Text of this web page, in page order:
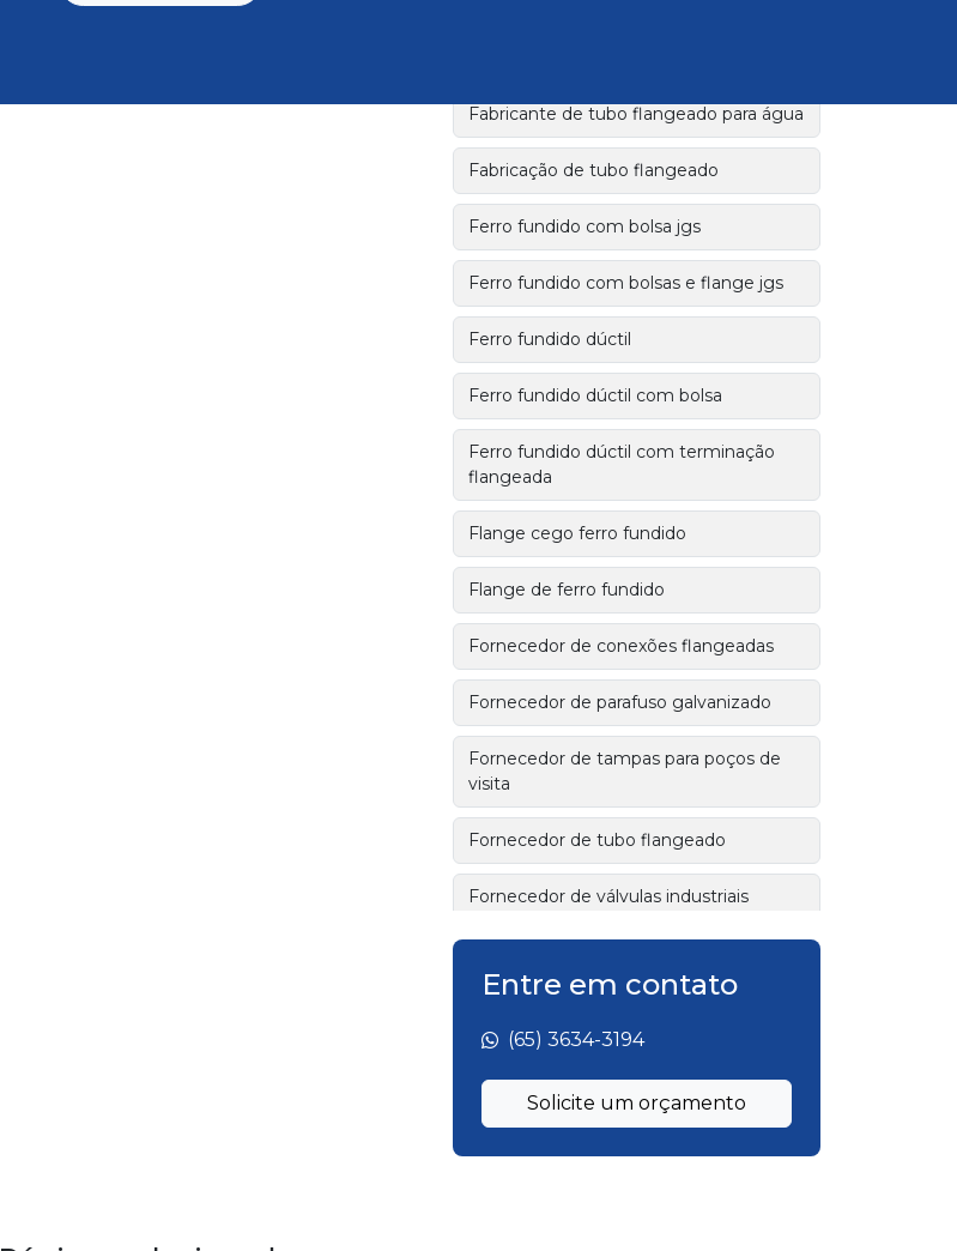
Fabricante de tubo flangeado para água
Fabricação de tubo flangeado
Ferro fundido com bolsa jgs
Ferro fundido com bolsas e flange jgs
Ferro fundido dúctil
Ferro fundido dúctil com bolsa
Ferro fundido dúctil com terminação
flangeada
Flange cego ferro fundido
Flange de ferro fundido
Fornecedor de conexões flangeadas
Fornecedor de parafuso galvanizado
Fornecedor de tampas para poços de
visita
Fornecedor de tubo flangeado
Fornecedor de válvulas industriais
flangeado
Fornecedor tubos de ferro fundido
Fornecedor válvulas ferro fundido
Entre em contato
(65) 3634-3194
Solicite um orçamento